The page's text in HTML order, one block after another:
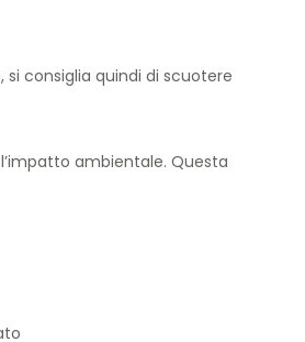
consiglia quindi di scuotere
ambientale. Questa